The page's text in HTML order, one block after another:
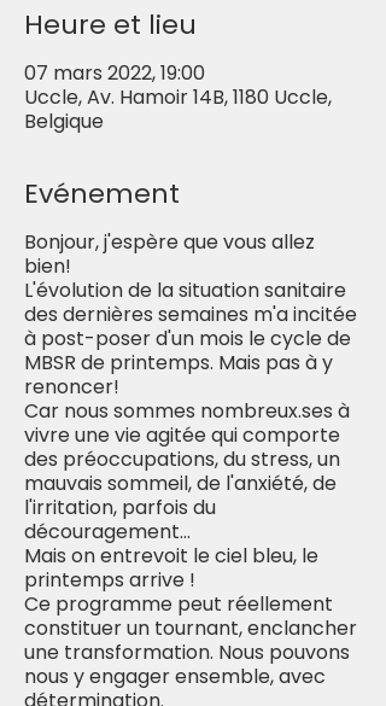
Heure et lieu
07 mars 2022, 19:00
Uccle, Av. Hamoir 14B, 1180 Uccle,
Belgique
Evénement
Bonjour, j'espère que vous allez
bien!
L'évolution de la situation sanitaire
des dernières semaines m'a incitée
à post-poser d'un mois le cycle de
MBSR de printemps. Mais pas à y
renoncer!
Car nous sommes nombreux.ses à
vivre une vie agitée qui comporte
des préoccupations, du stress, un
mauvais sommeil, de l'anxiété, de
l'irritation, parfois du
découragement...
Mais on entrevoit le ciel bleu, le
printemps arrive !
Ce programme peut réellement
constituer un tournant, enclancher
une transformation. Nous pouvons
nous y engager ensemble, avec